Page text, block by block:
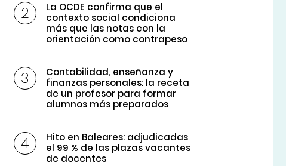
La OCDE confirma que el
contexto social condiciona
más que las notas con la
orientación como contrapeso
Contabilidad, enseñanza y
finanzas personales: la receta
de un profesor para formar
alumnos más preparados
Hito en Baleares: adjudicadas
el 99 % de las plazas vacantes
de docentes